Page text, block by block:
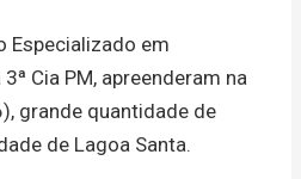
Especializado em
Cia PM, apreenderam na
grande quantidade de
de Lagoa Santa.